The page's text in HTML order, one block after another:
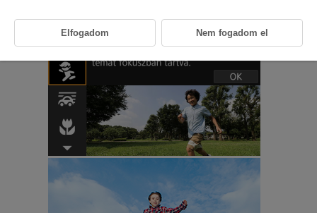
Elfogadom Nem fogadom el